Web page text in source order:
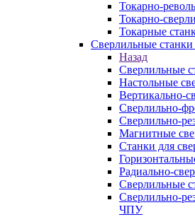
Токарно-
Токарно-
Токарные
Сверлильные станки
Назад
Сверлильные
Настольные
Вертикально-
Сверлильно-
Сверлильно-
Магнитные
Станки для
Радиально-
Сверлильные
Сверлильно-
ЧПУ